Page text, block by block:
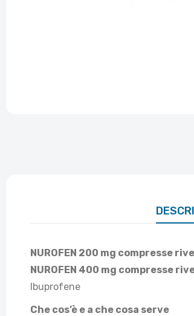
NUROFEN 200 mg compresse
NUROFEN 400 mg compresse
Ibuprofene
Che cos’è e a che cosa serve